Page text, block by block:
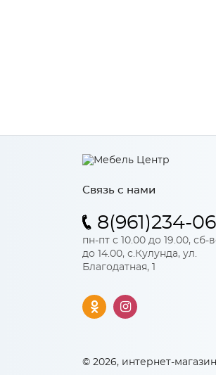
Связь с нами
8(961)234-
пн-пт с 10.00 до 19.00, сб-
до 14.00, с.Кулунда, ул.
Благодатная, 1
© 2026, интернет-